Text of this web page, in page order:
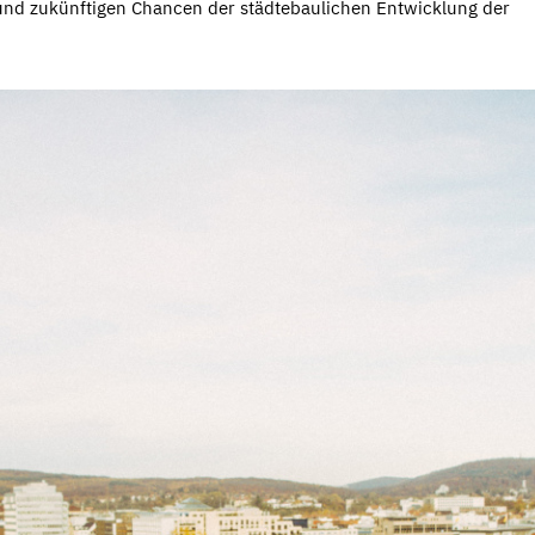
zukünftigen Chancen der städtebaulichen Entwicklung der